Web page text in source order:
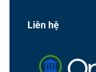
Liên hệ